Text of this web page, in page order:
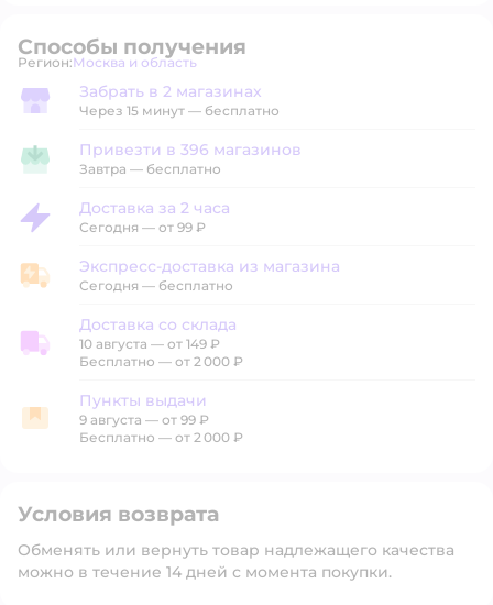
Способы получения
Регион: Выбор адреса доставки.
Москва и область
Забрать в магазине
Забрать в 2 магазинах
Через 15 минут — бесплатно
Привезти в магазин
Привезти в 396 магазинов
Завтра — бесплатно
Доставка за 2 часа
Доставка за 2 часа
Сегодня — от 99 ₽
Экспресс-доставка из магазина
Экспресс-доставка из магазина
Сегодня — бесплатно
Доставка со склада
Доставка со склада
10 августа — от 149 ₽
Бесплатно — от 2 000 ₽
Пункты выдачи
Пункты выдачи
9 августа — от 99 ₽
Бесплатно — от 2 000 ₽
Условия возврата
Обменять или вернуть товар надлежащего качества
можно в течение 14 дней с момента покупки.